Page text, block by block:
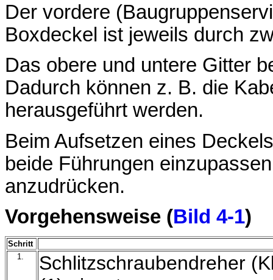
Der vordere
Boxdeckel ist jeweils durch
Das obere und untere Gitter
Dadurch können z. B. die
herausgeführt werden.
Beim Aufsetzen eines
beide Führungen
anzudrücken.
Vorgehensweise (Bild 4-1)
Schritt
1.
Schlitzschraubendreher